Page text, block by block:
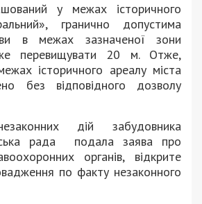
у межах історичного
гранично допустима
в межах зазначеної зони
перевищувати 20 м. Отже,
історичного ареалу міста
без відповідного дозволу
дій забудовника
рада подала заява про
органів, відкрите
по факту незаконного